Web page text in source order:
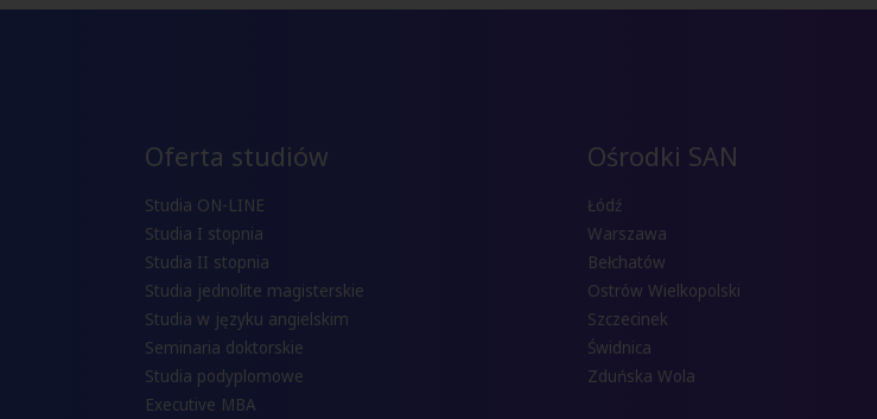
Oferta studiów
Studia ON-LINE
Studia I stopnia
Studia II stopnia
Studia jednolite magisterskie
Studia w języku angielskim
Seminaria doktorskie
Studia podyplomowe
Executive MBA
Ośrodki SAN
Łódź
Warszawa
Bełchatów
Ostrów Wielkopolski
Szczecinek
Świdnica
Zduńska Wola